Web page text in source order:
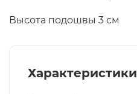
Высота подошвы 3 см
Характеристики